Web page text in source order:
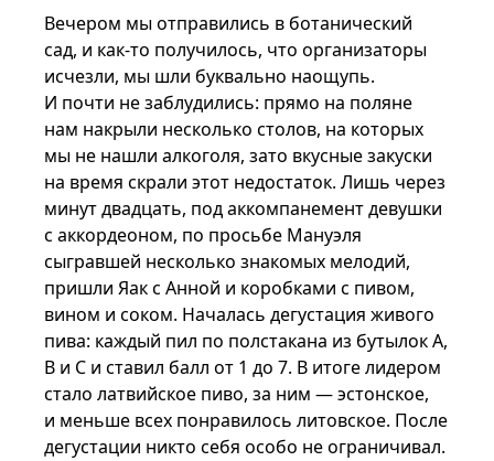
Вечером мы отправились в ботанический
сад, и как-то получилось, что организаторы
исчезли, мы шли буквально наощупь.
И почти не заблудились: прямо на поляне
нам накрыли несколько столов, на которых
мы не нашли алкоголя, зато вкусные закуски
на время скрали этот недостаток. Лишь через
минут двадцать, под аккомпанемент девушки
с аккордеоном, по просьбе Мануэля
сыгравшей несколько знакомых мелодий,
пришли Яак с Анной и коробками с пивом,
вином и соком. Началась дегустация живого
пива: каждый пил по полстакана из бутылок A,
B и C и ставил балл от 1 до 7. В итоге лидером
стало латвийское пиво, за ним — эстонское,
и меньше всех понравилось литовское. После
дегустации никто себя особо не ограничивал.